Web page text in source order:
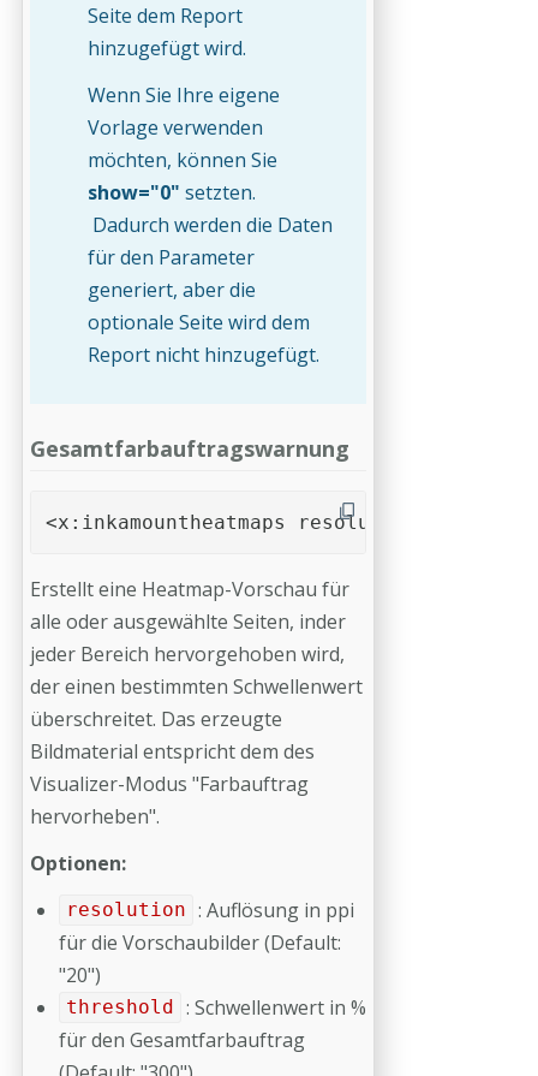
Seite dem Report
hinzugefügt wird.
Wenn Sie Ihre eigene
Vorlage verwenden
möchten, können Sie
show="0" setzten.
Dadurch werden die Daten
für den Parameter
generiert, aber die
optionale Seite wird dem
Report nicht hinzugefügt.
Gesamtfarbauftragswarnung
<x:inkamountheatmaps resolution="20"
Erstellt eine Heatmap-Vorschau für
alle oder ausgewählte Seiten, inder
jeder Bereich hervorgehoben wird,
der einen bestimmten Schwellenwert
überschreitet. Das erzeugte
Bildmaterial entspricht dem des
Visualizer-Modus "Farbauftrag
hervorheben".
Optionen:
resolution : Auflösung in ppi
für die Vorschaubilder (Default:
"20")
threshold
: Schwellenwert in %
für den Gesamtfarbauftrag